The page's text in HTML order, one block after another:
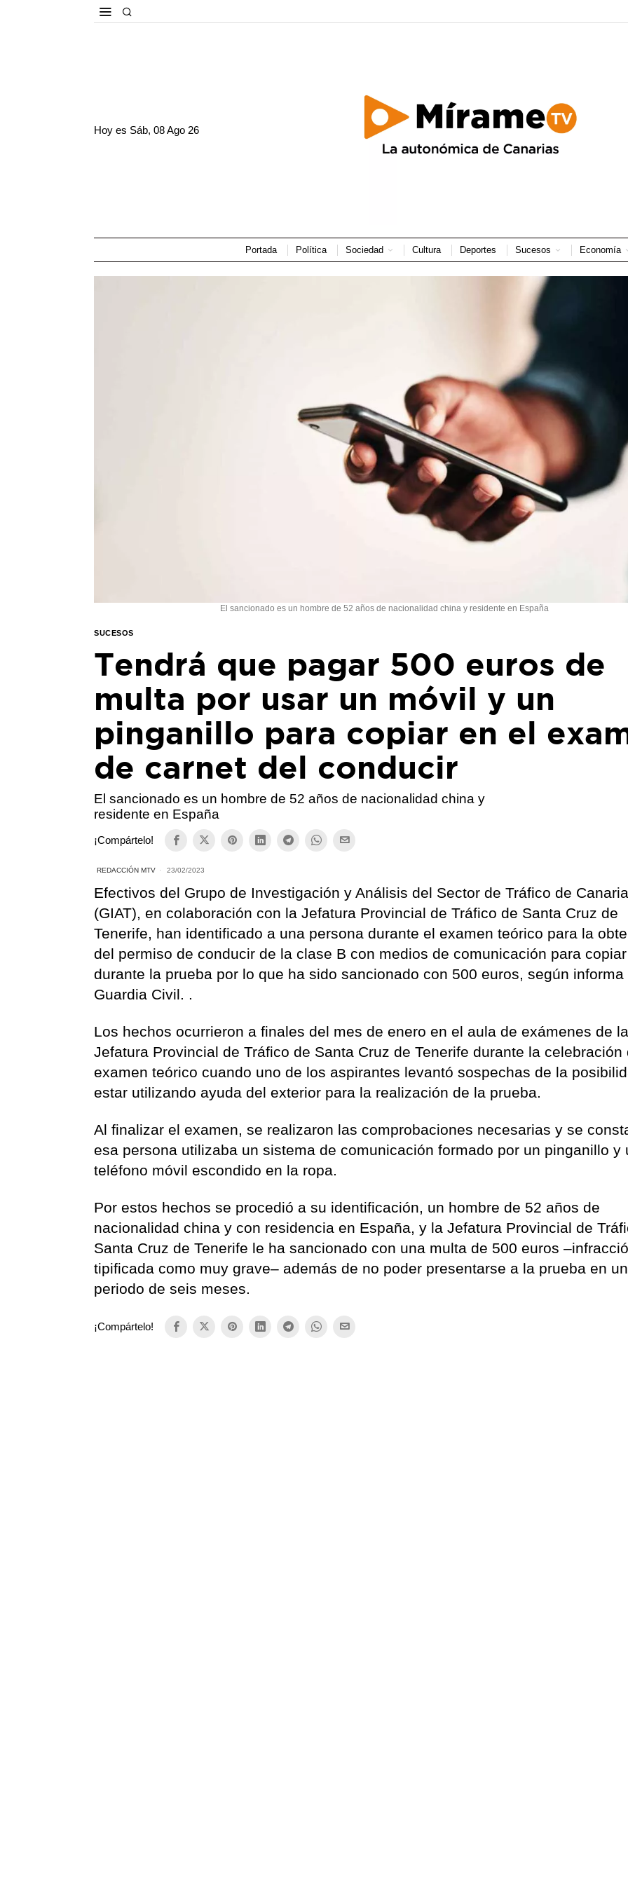
Hoy es Sáb, 08 Ago 26
Portada Política Sociedad Cultura Deportes Sucesos Economía
El sancionado es un hombre de 52 años de nacionalidad china y residente en España
SUCESOS
Tendrá que pagar 500 euros de
multa por usar un móvil y un
pinganillo para copiar en el
de carnet del conducir
El sancionado es un hombre de 52 años de nacionalidad china y
residente en España
¡Compártelo!
REDACCIÓN MTV 23/02/2023
Efectivos del Grupo de Investigación y Análisis del Sector de Tráfico de
(GIAT), en colaboración con la Jefatura Provincial de Tráfico de Santa Cruz de
Tenerife, han identificado a una persona durante el examen teórico para la
del permiso de conducir de la clase B con medios de comunicación para copiar
durante la prueba por lo que ha sido sancionado con 500 euros, según informa
Guardia Civil. .
Los hechos ocurrieron a finales del mes de enero en el aula de exámenes de la
Jefatura Provincial de Tráfico de Santa Cruz de Tenerife durante la celebración
examen teórico cuando uno de los aspirantes levantó sospechas de la
estar utilizando ayuda del exterior para la realización de la prueba.
Al finalizar el examen, se realizaron las comprobaciones necesarias y se
esa persona utilizaba un sistema de comunicación formado por un pinganillo y
teléfono móvil escondido en la ropa.
Por estos hechos se procedió a su identificación, un hombre de 52 años de
nacionalidad china y con residencia en España, y la Jefatura Provincial de
Santa Cruz de Tenerife le ha sancionado con una multa de 500 euros
tipificada como muy grave– además de no poder presentarse a la prueba en un
periodo de seis meses.
¡Compártelo!